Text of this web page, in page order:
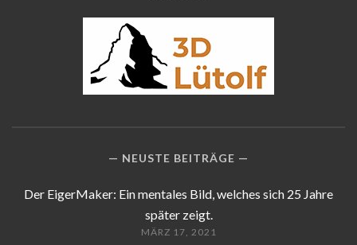
NEUSTE BEITRÄGE
Der EigerMaker: Ein mentales Bild, welches sich 25 Jahre
später zeigt.
MÄRZ 17, 2021